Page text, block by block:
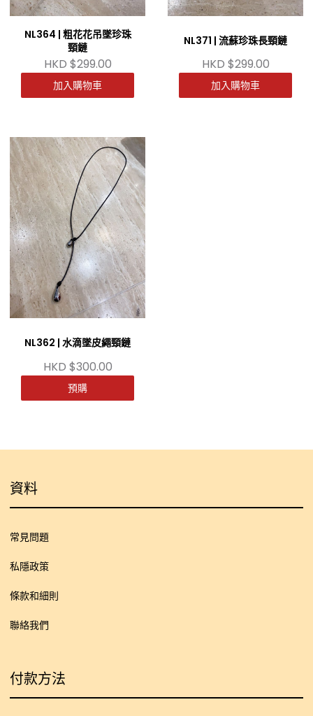
NL364 | 粗花花吊墜珍珠
頸鏈
HKD $299.00
加入購物車
NL371 | 流蘇珍珠長頸鏈
HKD $299.00
加入購物車
NL362 | 水滴墜皮繩頸鏈
HKD $300.00
預購
資料
常見問題
私隱政策
條款和細則
聯絡我們
付款方法